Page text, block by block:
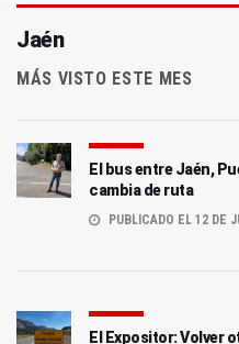
Jaén
MÁS VISTO ESTE MES
El bus entre Jaén,
cambia de ruta
PUBLICADO EL 12 DE
El Expositor: Volver